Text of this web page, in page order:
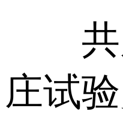
共产
庄试